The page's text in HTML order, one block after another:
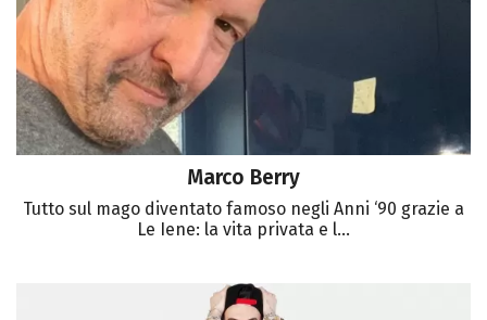
Marco Berry
Tutto sul mago diventato famoso negli Anni ‘90 grazie a
Le Iene: la vita privata e l...